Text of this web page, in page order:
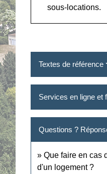
sous-locations.
Textes de référence
Services en ligne et
Questions ?
Que faire en cas
d'un logement ?